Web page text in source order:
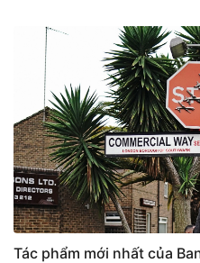
Tác phẩm mới nhất của